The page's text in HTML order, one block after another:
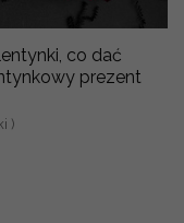
co dać
prezent
)